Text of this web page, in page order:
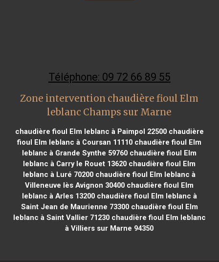
Téléphone: 09 72 66 89 55
Zone intervention chaudière fioul Elm
leblanc Champs sur Marne
chaudière fioul Elm leblanc à Paimpol 22500chaudière
fioul Elm leblanc à Coursan 11110 chaudière fioul Elm
leblanc à Grande Synthe 59760 chaudière fioul Elm
leblanc à Carry le Rouet 13620 chaudière fioul Elm
leblanc à Luré 70200 chaudière fioul Elm leblanc à
Villeneuve lès Avignon 30400 chaudière fioul Elm
leblanc à Arles 13200chaudière fioul Elm leblanc à
Saint Jean de Maurienne 73300chaudière fioul Elm
leblanc à Saint Vallier 71230chaudière fioul Elm leblanc
à Villiers sur Marne 94350